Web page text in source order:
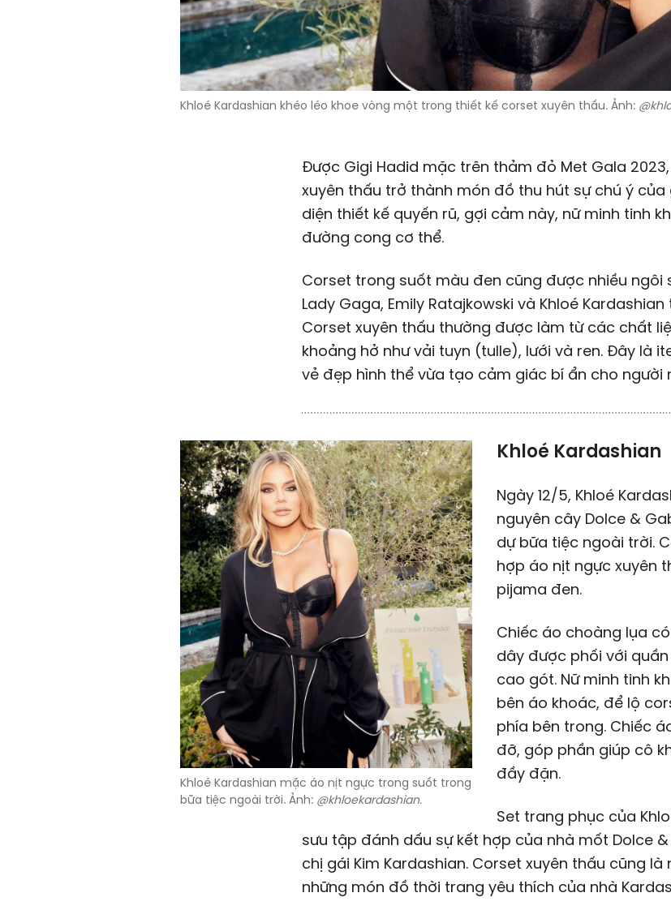
Khloé Kardashian khéo léo khoe vòng một trong thiết kế corset xuyên thấu. Ảnh:
Được Gigi Hadid mặc trên thảm đỏ Met Gala
xuyên thấu trở thành món đồ thu hút sự chú ý của
diện thiết kế quyến rũ, gợi cảm này, nữ minh tinh
đường cong cơ thể.
Corset trong suốt màu đen cũng được nhiều ngôi
Lady Gaga, Emily Ratajkowski và Khloé
Corset xuyên thấu thường được làm từ các chất
khoảng hở như vải tuyn (tulle), lưới và ren. Đây là
vẻ đẹp hình thể vừa tạo cảm giác bí ẩn cho người
Khloé Kardashian mặc áo nịt ngực trong suốt trong
bữa tiệc ngoài trời. Ảnh: @khloekardashian.
Khloé Kardashian
Ngày 12/5, Khloé
nguyên cây Dolce &
dự bữa tiệc ngoài trời.
hợp áo nịt ngực xuyên
pijama đen.
Chiếc áo choàng lụa
dây được phối với
cao gót. Nữ minh tinh
bên áo khoác, để lộ
phía bên trong. Chiếc
đỡ, góp phần giúp cô
đầy đặn.
Set trang phục của
sưu tập đánh dấu sự kết hợp của nhà mốt Dolce
chị gái Kim Kardashian. Corset xuyên thấu cũng
những món đồ thời trang yêu thích của nhà